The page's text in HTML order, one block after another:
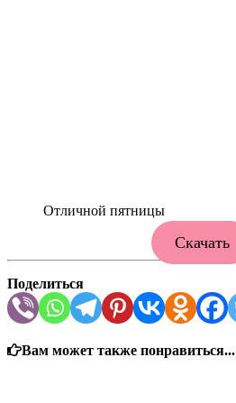
Отличной пятницы
Скачать
Поделиться
Вам может также понравиться...